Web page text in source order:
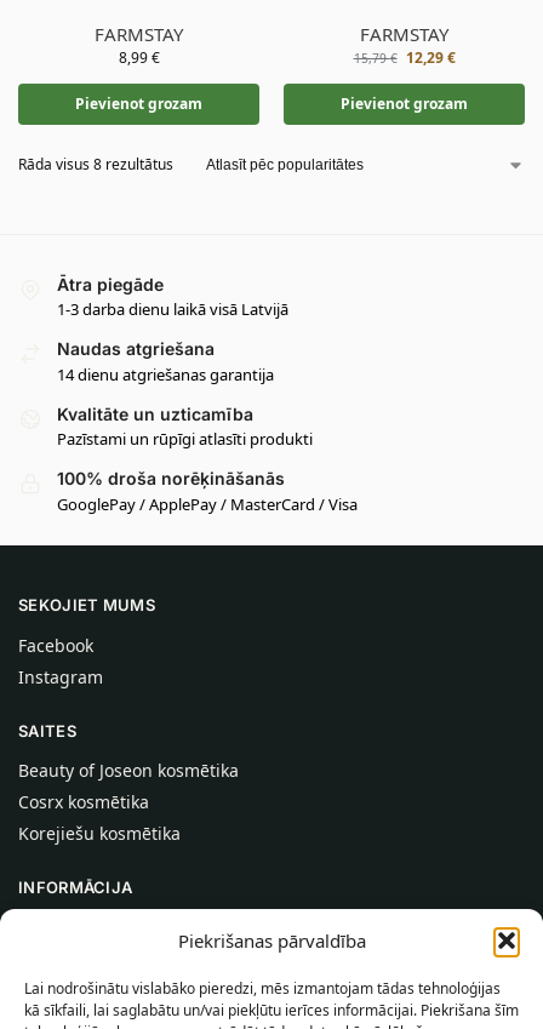
Piekrišanas pārvaldība
Lai nodrošinātu vislabāko pieredzi, mēs izmantojam tādas tehnoloģijas
kā sīkfaili, lai saglabātu un/vai piekļūtu ierīces informācijai. Piekrišana šīm
FARMSTAY
8,99€
Pievienot grozam
FARMSTAY
15,79€ 12,29€
Pievienot grozam
Rāda visus 8 rezultātus
Ātra piegāde
1-3 darba dienu laikā visā Latvijā
Naudas atgriešana
14 dienu atgriešanas garantija
Kvalitāte un uzticamība
Pazīstami un rūpīgi atlasīti produkti
100% droša norēķināšanās
GooglePay / ApplePay / MasterCard / Visa
SEKOJIET MUMS
Facebook
Instagram
SAITES
Beauty of Joseon kosmētika
Cosrx kosmētika
Korejiešu kosmētika
INFORMĀCIJA
Palīdzība